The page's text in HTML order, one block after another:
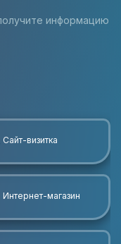
информацию
Сайт-визитка
Интернет-магазин